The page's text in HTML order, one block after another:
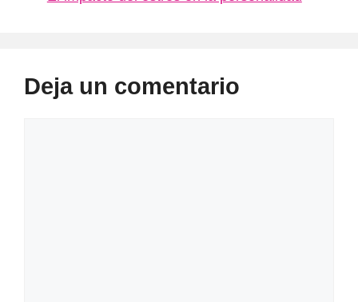
Deja un comentario